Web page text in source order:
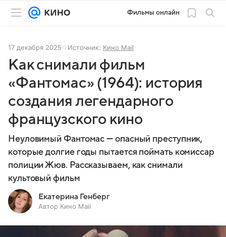
Фильмы онлайн
17 декабря 2025 Источник: Кино Mail
Как снимали фильм
«Фантомас» (1964): история
создания легендарного
французского кино
Неуловимый Фантомас — опасный преступник,
которые долгие годы пытается поймать комиссар
полиции Жюв. Рассказываем, как снимали
культовый фильм
Екатерина Генберг
Автор Кино Mail